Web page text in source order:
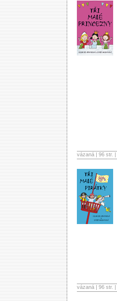
vázaná | 96 str. |
vázaná | 96 str. |